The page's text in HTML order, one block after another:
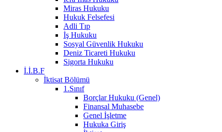
Miras Hukuku
Hukuk Felsefesi
Adli Tıp
İş Hukuku
Sosyal Güvenlik Hukuku
Deniz Ticareti Hukuku
Sigorta Hukuku
İ.İ.B.F
İktisat Bölümü
1.Sınıf
Borçlar Hukuku (Genel)
Finansal Muhasebe
Genel İşletme
Hukuka Giriş